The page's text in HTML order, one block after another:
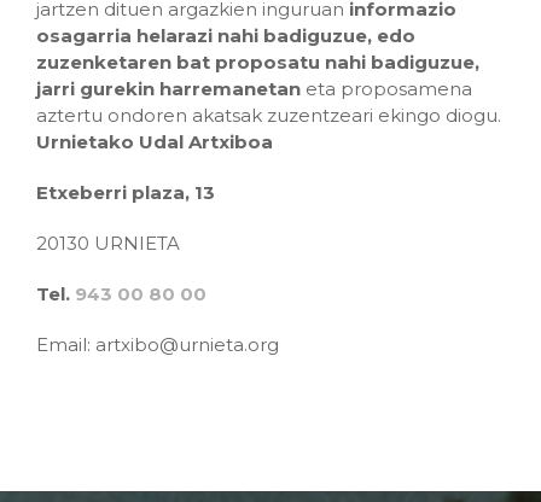
jartzen dituen argazkien inguruan informazio
osagarria helarazi nahi badiguzue, edo
zuzenketaren bat proposatu nahi badiguzue,
jarri gurekin harremanetan eta proposamena
aztertu ondoren akatsak zuzentzeari ekingo diogu.
Urnietako Udal Artxiboa
Etxeberri plaza, 13
20130 URNIETA
Tel. 943 00 80 00
Email: artxibo@urnieta.org